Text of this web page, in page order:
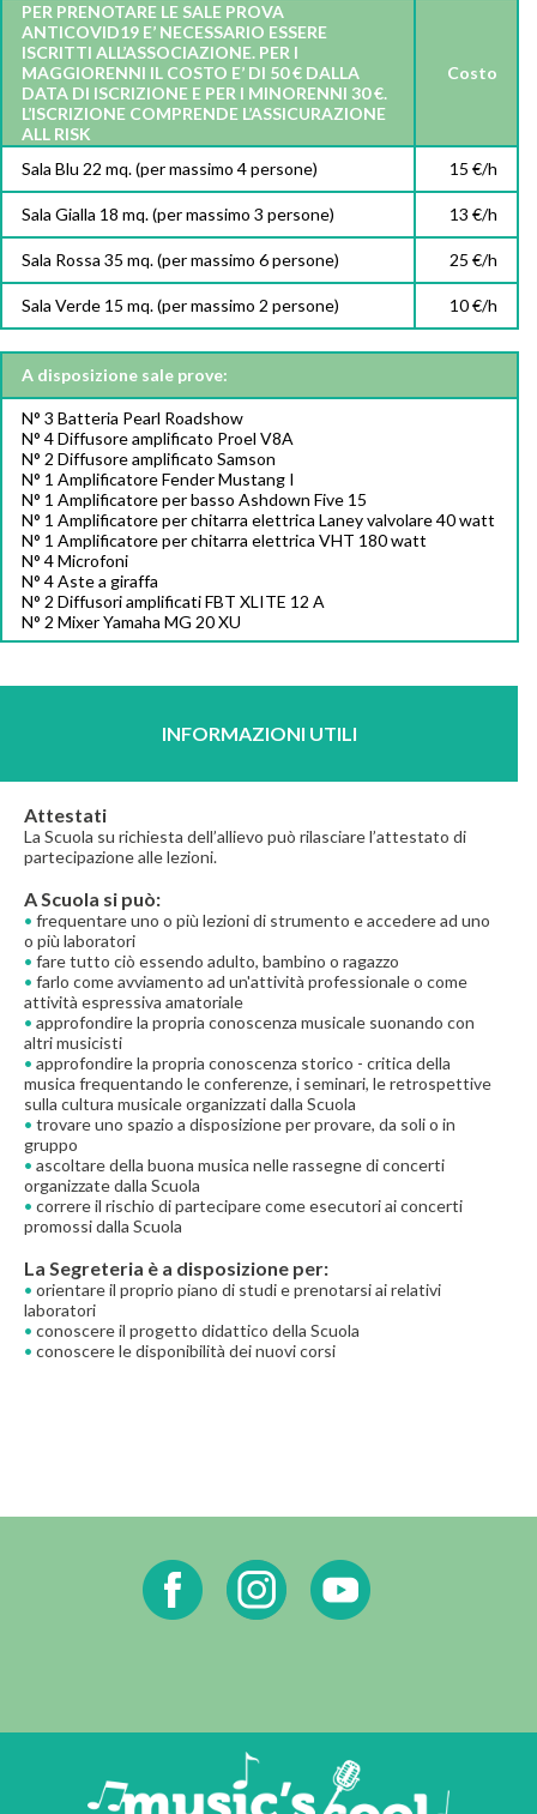
PER PRENOTARE LE SALE PROVA
ANTICOVID19 E’ NECESSARIO ESSERE
ISCRITTI ALL’ASSOCIAZIONE. PER I
MAGGIORENNI IL COSTO E’ DI 50 € DALLA
DATA DI ISCRIZIONE E PER I MINORENNI 30 €.
L’ISCRIZIONE COMPRENDE L’ASSICURAZIONE
ALL RISK
Costo
Sala Blu 22 mq. (per massimo 4 persone) 15 €/h
Sala Gialla 18 mq. (per massimo 3 persone) 13 €/h
Sala Rossa 35 mq. (per massimo 6 persone) 25 €/h
Sala Verde 15 mq. (per massimo 2 persone) 10 €/h
A disposizione sale prove:
N° 3 Batteria Pearl Roadshow
N° 4 Diffusore amplificato Proel V8A
N° 2 Diffusore amplificato Samson
N° 1 Amplificatore Fender Mustang I
N° 1 Amplificatore per basso Ashdown Five 15
N° 1 Amplificatore per chitarra elettrica Laney valvolare 40 watt
N° 1 Amplificatore per chitarra elettrica VHT 180 watt
N° 4 Microfoni
N° 4 Aste a giraffa
N° 2 Diffusori amplificati FBT XLITE 12 A
N° 2 Mixer Yamaha MG 20 XU
INFORMAZIONI UTILI
Attestati
La Scuola su richiesta dell’allievo può rilasciare l’attestato di
partecipazione alle lezioni.
A Scuola si può:
• frequentare uno o più lezioni di strumento e accedere ad uno
o più laboratori
• fare tutto ciò essendo adulto, bambino o ragazzo
• farlo come avviamento ad un'attività professionale o come
attività espressiva amatoriale
• approfondire la propria conoscenza musicale suonando con
altri musicisti
• approfondire la propria conoscenza storico - critica della
musica frequentando le conferenze, i seminari, le retrospettive
sulla cultura musicale organizzati dalla Scuola
• trovare uno spazio a disposizione per provare, da soli o in
gruppo
• ascoltare della buona musica nelle rassegne di concerti
organizzate dalla Scuola
• correre il rischio di partecipare come esecutori ai concerti
promossi dalla Scuola
La Segreteria è a disposizione per:
• orientare il proprio piano di studi e prenotarsi ai relativi
laboratori
• conoscere il progetto didattico della Scuola
• conoscere le disponibilità dei nuovi corsi